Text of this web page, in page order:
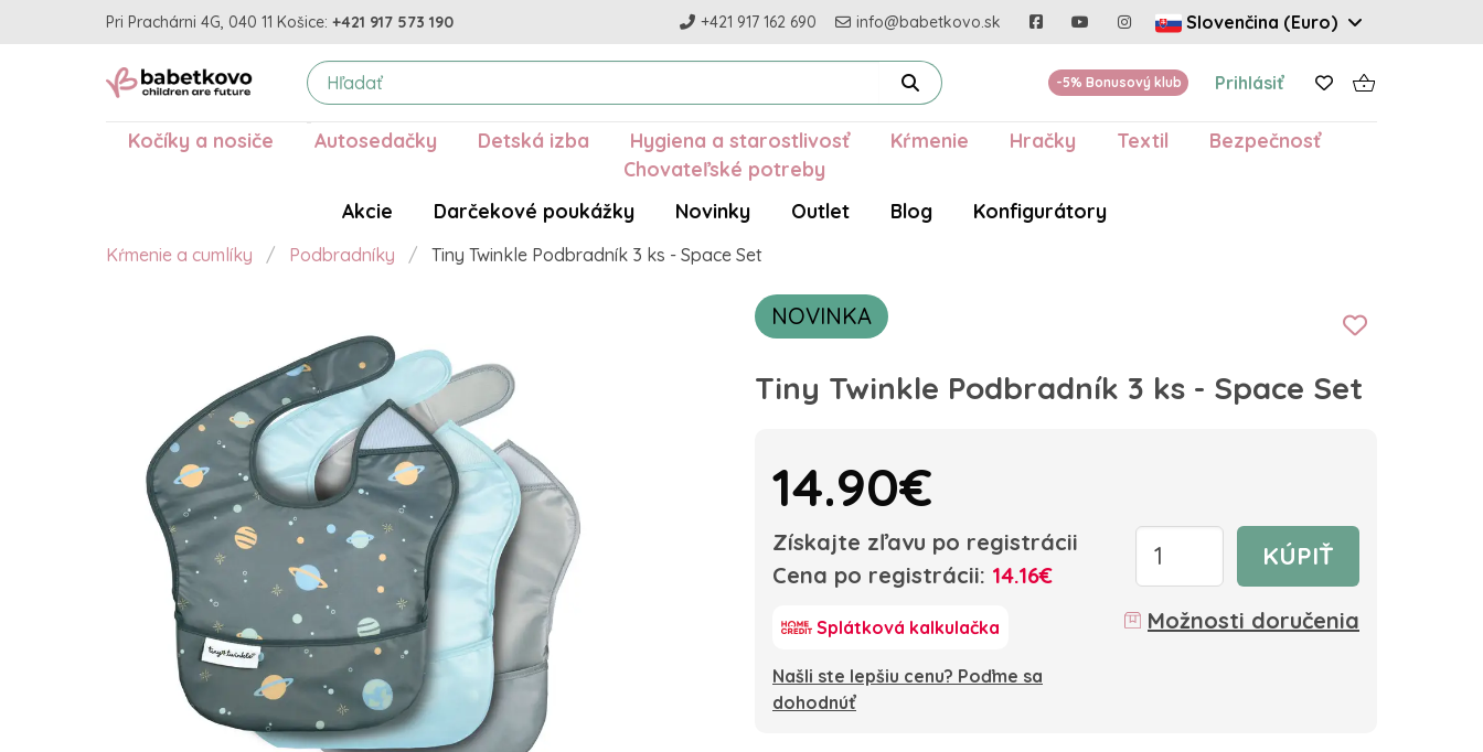
Pri Prachárni 4G, 040 11 Košice: +421 917 573 190 +421 917 162 690 info@babetkovo.sk Slovenčina (Euro)
-5% Bonusový klub Prihlásiť
Kočíky a nosiče Autosedačky Detská izba Hygiena a starostlivosť Kŕmenie Hračky Textil
Bezpečnosť
Chovateľské potreby
Akcie
Darčekové poukážky Novinky Outlet Blog Konfigurátory
Kŕmenie a cumlíky Podbradníky Tiny Twinkle Podbradník 3 ks - Space Set
NOVINKA
Tiny Twinkle Podbradník 3 ks - Space Set
14.90€
Získajte zľavu po registrácii
Cena po registrácii: 14.16€
Splátková kalkulačka
Našli ste lepšiu cenu? Poďme sa
dohodnúť
KÚPIŤ
Možnosti doručenia